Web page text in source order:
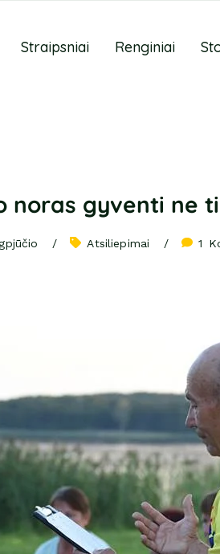
Straipsniai Renginiai
noras gyventi ne
Atsiliepimai 1